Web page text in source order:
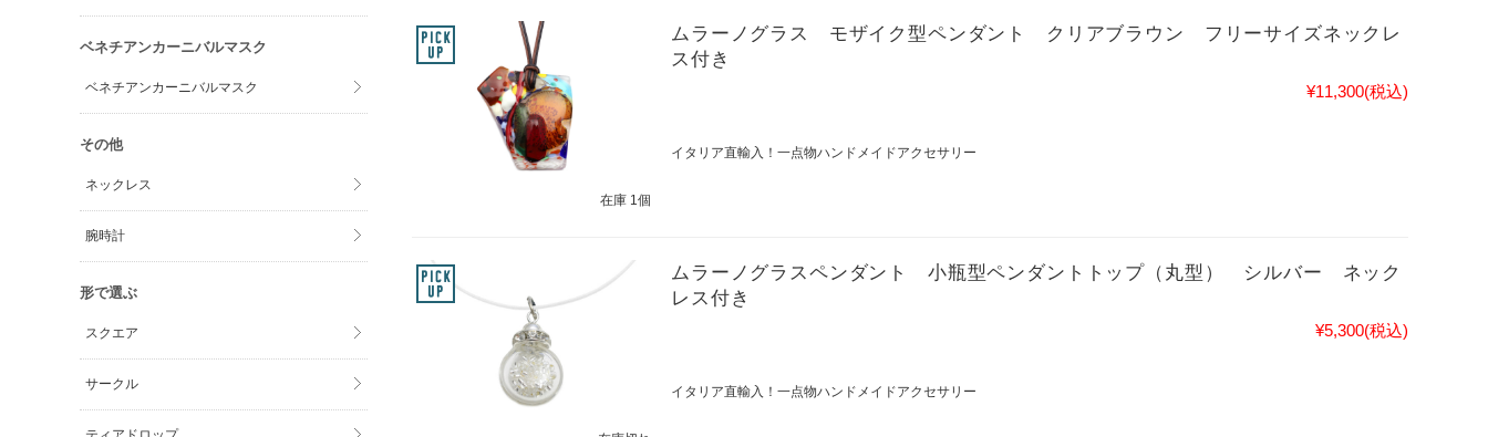
在庫 1個
ムラーノグラス モザイク型ペンダント クリアブラウン フリーサイズネックレ
ス付き
¥11,300(税込)
イタリア直輸入！一点物ハンドメイドアクセサリー
ムラーノグラスペンダント 小瓶型ペンダントトップ（丸型） シルバー ネック
レス付き
¥5,300(税込)
イタリア直輸入！一点物ハンドメイドアクセサリー
ベネチアンカーニバルマスク
ベネチアンカーニバルマスク
その他
ネックレス
腕時計
形で選ぶ
スクエア
サークル